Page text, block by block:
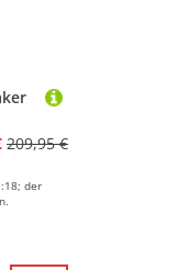
209,95 €
der